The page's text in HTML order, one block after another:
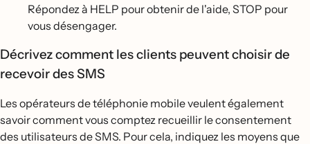
Répondez à HELP pour obtenir de l'aide, STOP pour
vous désengager.
Décrivez comment les clients peuvent choisir de
recevoir des SMS
Les opérateurs de téléphonie mobile veulent également
savoir comment vous comptez recueillir le consentement
des utilisateurs de SMS. Pour cela, indiquez les moyens que